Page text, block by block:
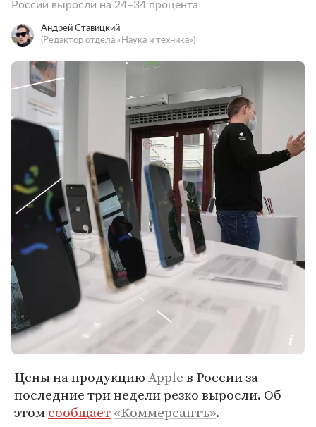
России выросли на 24–34 процента
Андрей Ставицкий
(Редактор отдела «Наука и техника»)
Цены на продукциюAppleв России за
последние три недели резко выросли. Об
этомсообщает«Коммерсантъ».